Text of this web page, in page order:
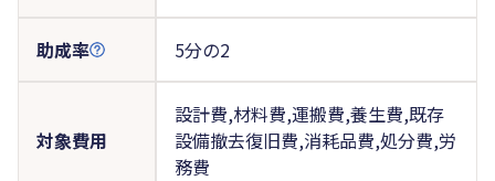
助成率 5分の2
対象費用
設計費,材料費,運搬費,養生費,既存
設備撤去復旧費,消耗品費,処分費,労
務費